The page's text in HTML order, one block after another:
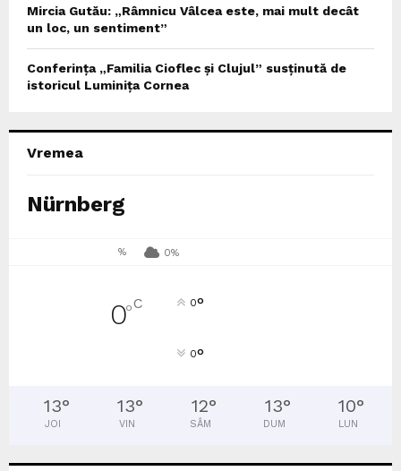
Mircia Gutău: „Râmnicu Vâlcea este, mai mult decât
un loc, un sentiment”
Conferința „Familia Cioflec și Clujul” susținută de
istoricul Luminița Cornea
Vremea
Nürnberg
% 0%
0°C 0°
0°
13°
JOI
13°
VIN
12°
SÂM
13°
DUM
10°
LUN